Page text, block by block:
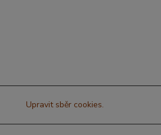
Upravit sběr cookies.